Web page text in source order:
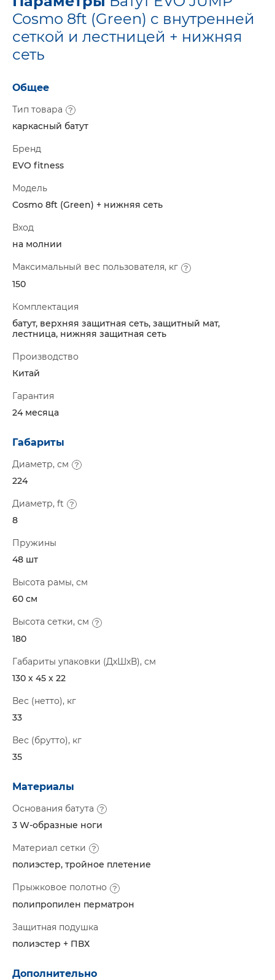
Cosmo 8ft (Green) с внутренней
сеткой и лестницей + нижняя
сеть
Общее
Тип товара
каркасный батут
Бренд
EVO fitness
Модель
Cosmo 8ft (Green) + нижняя сеть
Вход
на молнии
Максимальный вес пользователя, кг
150
Комплектация
батут, верхняя защитная сеть, защитный мат,
лестница, нижняя защитная сеть
Производство
Китай
Гарантия
24 месяца
Габариты
Диаметр, см
224
Диаметр, ft
8
Пружины
48 шт
Высота рамы, см
60 см
Высота сетки, см
180
Габариты упаковки (ДхШхВ), см
130 х 45 х 22
Вес (нетто), кг
33
Вес (брутто), кг
35
Материалы
Основания батута
3 W-образные ноги
Материал сетки
полиэстер, тройное плетение
Прыжковое полотно
полипропилен перматрон
Защитная подушка
полиэстер + ПВХ
Дополнительно